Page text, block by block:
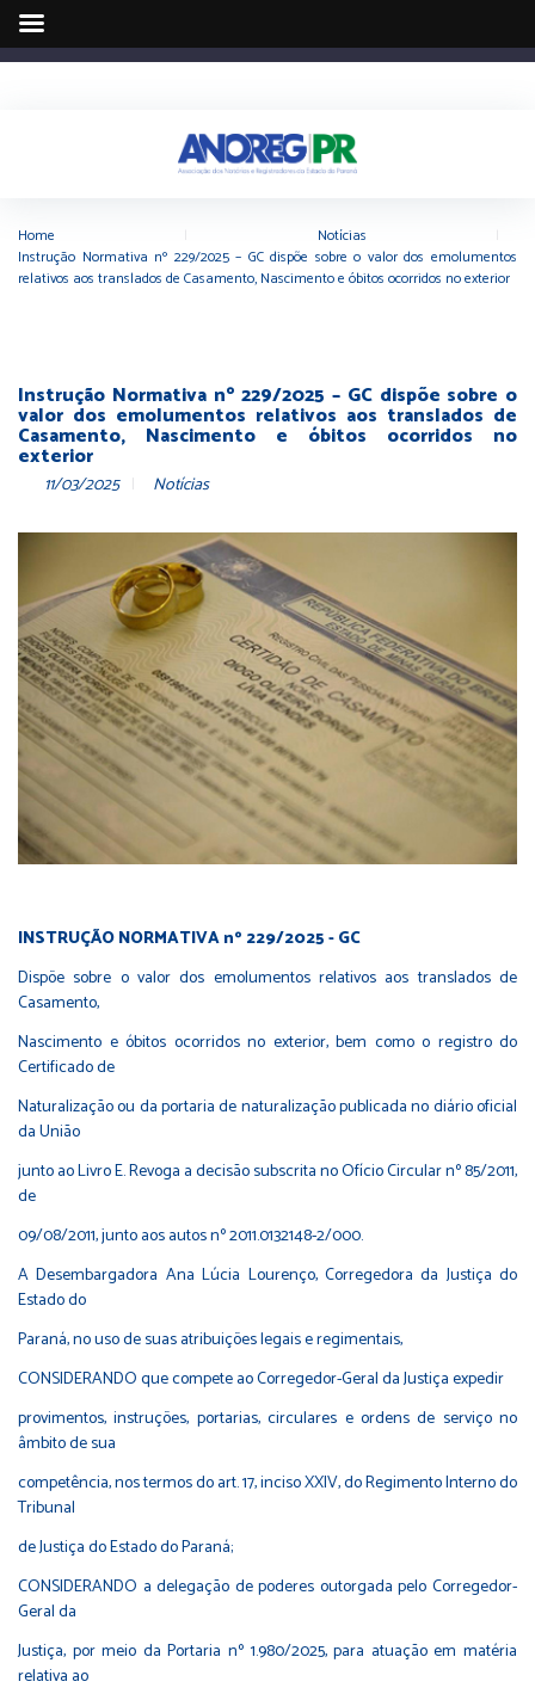
Home Notícias
Instrução Normativa nº 229/2025 – GC dispõe sobre o valor dos emolumentos
relativos aos translados de Casamento, Nascimento e óbitos ocorridos no exterior
Instrução Normativa nº 229/2025 – GC dispõe sobre o
valor dos emolumentos relativos aos translados de
Casamento, Nascimento e óbitos ocorridos no
exterior
11/03/2025 Notícias
INSTRUÇÃO NORMATIVA nº 229/2025 - GC
Dispõe sobre o valor dos emolumentos relativos aos translados de
Casamento,
Nascimento e óbitos ocorridos no exterior, bem como o registro do
Certificado de
Naturalização ou da portaria de naturalização publicada no diário oficial
da União
junto ao Livro E. Revoga a decisão subscrita no Ofício Circular nº 85/2011,
de
09/08/2011, junto aos autos nº 2011.0132148-2/000.
A Desembargadora Ana Lúcia Lourenço, Corregedora da Justiça do
Estado do
Paraná, no uso de suas atribuições legais e regimentais,
CONSIDERANDO que compete ao Corregedor-Geral da Justiça expedir
provimentos, instruções, portarias, circulares e ordens de serviço no
âmbito de sua
competência, nos termos do art. 17, inciso XXIV, do Regimento Interno do
Tribunal
de Justiça do Estado do Paraná;
CONSIDERANDO a delegação de poderes outorgada pelo Corregedor-
Geral da
Justiça, por meio da Portaria nº 1.980/2025, para atuação em matéria
relativa ao